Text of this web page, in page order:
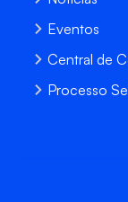
Eventos
Central de
Processo